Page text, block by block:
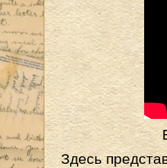
Здесь